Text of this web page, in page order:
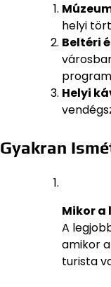
helyi
Beltéri
Helyi
Gyakran
Mikor a
A
amikor
turista